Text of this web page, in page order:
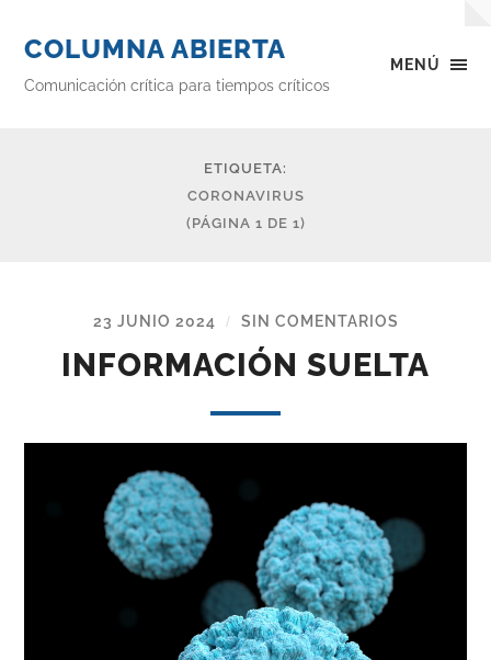
MENÚ
COLUMNA ABIERTA
Comunicación crítica para tiempos críticos
ETIQUETA:
CORONAVIRUS
(PÁGINA 1 DE 1)
23 JUNIO 2024 / SIN COMENTARIOS
INFORMACIÓN SUELTA